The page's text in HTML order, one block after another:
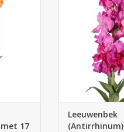
geflockte
93 cm
17
polyester
knoppen & 8
Leeuwenbek